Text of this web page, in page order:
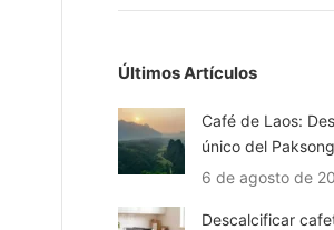
Últimos Artículos
Café de Laos:
único del Paksong
6 de agosto de
Descalcificar